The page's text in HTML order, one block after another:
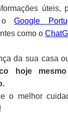
úteis,
oGoogle
como o
da sua casa
hoje
o melhor